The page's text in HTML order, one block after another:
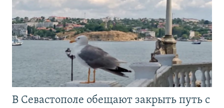
В Севастополе обещают закрыть путь с